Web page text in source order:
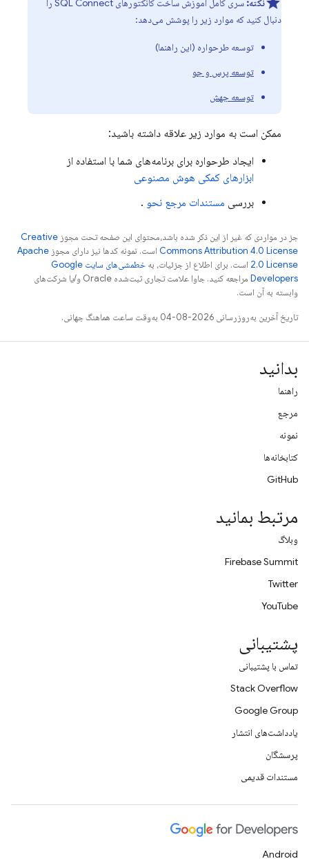
نکته: سری کامل آموزش ساخت کانکتورهایSQL Connect را
دنبال کنید که موارد زیر را پوشش می‌دهد:
توسعه طرحواره (این راهنما)
توسعه پرس و جو
توسعه جهش
ممکن است به موارد زیر علاقه داشته باشید:
ایجاد طرحواره برای برنامه‌های شما با استفاده از
ابزارهای کمکی هوش مصنوعی
بررسی مستندات مرجع نحو .
جز در مواردی که غیر از این ذکر شده باشد،‌محتوای این صفحه تحت مجوز Creative
Commons Attribution 4.0 License است. نمونه کدها نیز دارای مجوز Apache
2.0 License است. برای اطلاع از جزئیات، به
خطمشی‌های سایت Google
Developers‏
مراجعه کنید. جاوا علامت تجاری ثبت‌شده Oracle و/یا شرکت‌های
وابسته به آن است.
تاریخ آخرین به‌روزرسانی 2026-08-04 به‌وقت ساعت هماهنگ جهانی.
بدانید
راهنما
مرجع
نمونه
کتابخانه‌ها
GitHub
مرتبط بمانید
وبلاگ
Firebase Summit
Twitter
YouTube
پشتیبانی
تماس با پشتیبانی
Stack Overflow
Google Group
یادداشت‌های انتشار
پرسشگان
مستندات قدیمی
Android